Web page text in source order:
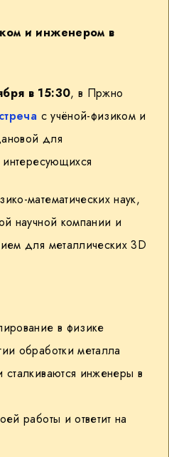
и инженером в
в 15:30, в Пржно
с учёной-физиком и
для
математических наук,
научной компании и
для металлических 3D
в физике
обработки металла
инженеры в
работы и ответит на